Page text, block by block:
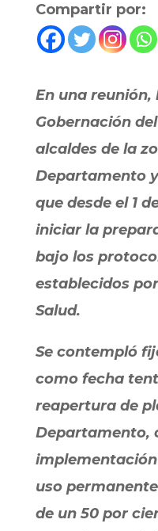
Compartir por:
En una
Gobernación
alcaldes de la
Departamento
que desde el 1
iniciar la
bajo los
establecidos
Salud.
Se contempló
como fecha
reapertura de
Departamento,
uso
de un 50 por